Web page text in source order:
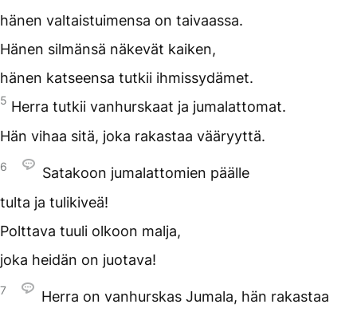
hänen valtaistuimensa on taivaassa.
Hänen silmänsä näkevät kaiken,
hänen katseensa tutkii ihmissydämet.
5 Herra tutkii vanhurskaat ja jumalattomat.
Hän vihaa sitä, joka rakastaa vääryyttä.
6
Satakoon jumalattomien päälle
tulta ja tulikiveä!
Polttava tuuli olkoon malja,
joka heidän on juotava!
7
Herra on vanhurskas Jumala, hän rakastaa